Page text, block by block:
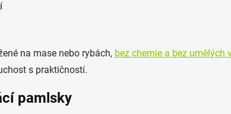
na mase nebo rybách, bez chemie a bez umělých
s praktičností.
pamlsky